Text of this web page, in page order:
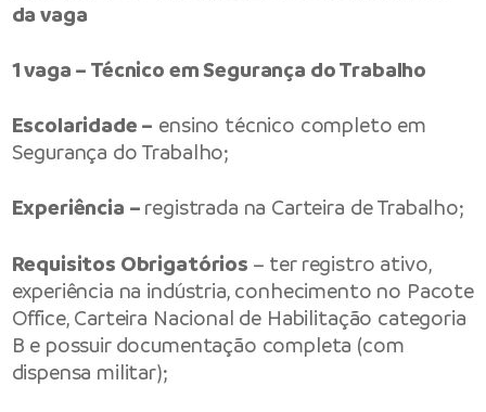
da vaga
1 vaga – Técnico em Segurança do Trabalho
Escolaridade – ensino técnico completo em
Segurança do Trabalho;
Experiência – registrada na Carteira de Trabalho;
Requisitos Obrigatórios – ter registro ativo,
experiência na indústria, conhecimento no Pacote
Office, Carteira Nacional de Habilitação categoria
B e possuir documentação completa (com
dispensa militar);